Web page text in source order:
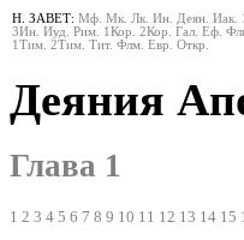
Н. ЗАВЕТ: Мф. Мк. Лк. Ин. Деян. Иак.
3Ин. Иуд. Рим. 1Кор. 2Кор. Гал. Еф.
1Тим. 2Тим. Тит. Флм. Евр. Откр.
Деяния
Глава 1
1 2 3 4 5 6 7 8 9 10 11 12 13 14 15